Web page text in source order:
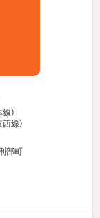
）
線）
部町